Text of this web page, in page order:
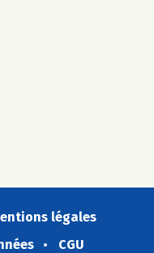
légales
CGU